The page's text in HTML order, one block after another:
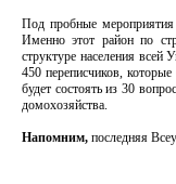
Под пробные мероприятия
Именно этот район по
структуре населения всей
450 переписчиков,
будет состоять из 30
домохозяйства.
Напомним, последняя